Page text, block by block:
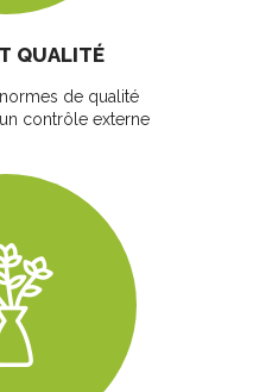
QUALITÉ
de qualité
contrôle externe